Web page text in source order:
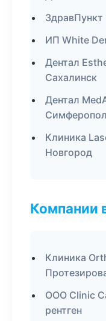
ИП White
Дентал
Сахалинск
Дентал
Клиника
Новгород
Компании
Клиника
ООО Clinic
рентген